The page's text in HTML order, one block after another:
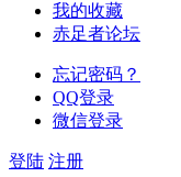
我的收藏
赤足者论坛
忘记密码？
QQ登录
微信登录
登陆 注册